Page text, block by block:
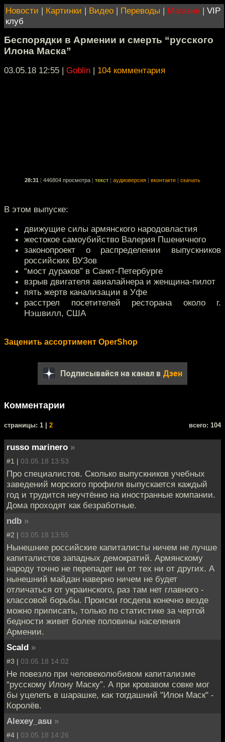
Новости | Картинки | Видео | Переводы | Магазин | VIP
клуб
Беспорядки в Армении и смерть “русского
Илона Маска”
03.05.18 12:55 | Goblin | 104 комментария
28:31 446804 просмотра текст аудиоверсия вконтакте скачать
В этом выпуске:
движущие силы армянского народовластия
жестокое самоубийство Валерия Пшеничного
законопроект о распределении выпускников
российских ВУЗов
“мост дураков” в Санкт-Петербурге
взрыв двигателя авиалайнера и женщина-пилот
пять жертв канализации в Уфе
расстрел посетителей ресторана около г.
Нэшвилл, США
Заценить ассортимент OperShop
Подписывайся на канал в Дзен
Комментарии
cтраницы: 1 | 2 всего: 104
russo marinero »
#1 | 03.05.18 13:53
Про специалистов. Сколько выпускников учебных
заведений морского профиля выпускается каждый
год и трудится неучтённо на иностранные компании.
Дома проходят как безработные.
ndb »
#2 | 03.05.18 13:55
Нынешние российские капиталисты ничем не лучше
капиталистов западных демократий. Армянскому
народу точно не перепадет ни от тех ни от других. А
нынешний майдан наверно ничем не будет
отличаться от украинского, раз там нет главного -
классовой борьбы. Происки госдепа конечно везде
можно приписать, только по статистике за чертой
бедности живет более половины населения
Армении.
Scald »
#3 | 03.05.18 14:02
Не повезло при человеколюбивом капитализме
“русскому Илону Маску”. А при кровавом совке мог
бы уцелеть в шарашке, как тогдашний "Илон Маск" -
Королёв.
Alexey_asu »
#4 | 03.05.18 14:26